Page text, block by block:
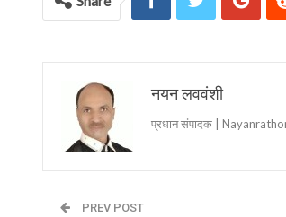
नयन लववंशी
प्रधान संपादक |
PREV POST